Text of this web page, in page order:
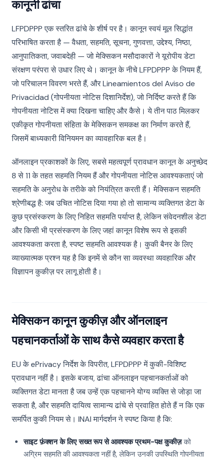
कानूनी ढांचा
LFPDPPP एक स्तरित ढांचे के शीर्ष पर है। कानून स्वयं मूल सिद्धांत
परिभाषित करता है — वैधता, सहमति, सूचना, गुणवत्ता, उद्देश्य, निष्ठा,
आनुपातिकता, जवाबदेही — जो मेक्सिकन मसौदाकारों ने यूरोपीय डेटा
संरक्षण परंपरा से उधार लिए थे। कानून के नीचे LFPDPPP के नियम हैं,
जो परिचालन विवरण भरते हैं, और Lineamientos del Aviso de
Privacidad (गोपनीयता नोटिस दिशानिर्देश), जो निर्दिष्ट करते हैं कि
गोपनीयता नोटिस में क्या दिखना चाहिए और कैसे। ये तीन पाठ मिलकर
एकीकृत गोपनीयता संहिता के मेक्सिकन समकक्ष का निर्माण करते हैं,
जिसमें बाध्यकारी विनियमन का व्यावहारिक बल है।
ऑनलाइन प्रकाशकों के लिए, सबसे महत्वपूर्ण प्रावधान कानून के अनुच्छेद
8 से 11 के तहत सहमति नियम हैं और गोपनीयता नोटिस आवश्यकताएं जो
सहमति के अनुरोध के तरीके को नियंत्रित करती हैं। मेक्सिकन सहमति
श्रेणीबद्ध है: जब उचित नोटिस दिया गया हो तो सामान्य व्यक्तिगत डेटा के
कुछ प्रसंस्करण के लिए निहित सहमति पर्याप्त है, लेकिन संवेदनशील डेटा
और किसी भी प्रसंस्करण के लिए जहां कानून विशेष रूप से इसकी
आवश्यकता करता है, स्पष्ट सहमति आवश्यक है। कुकी बैनर के लिए
व्याख्यात्मक प्रश्न यह है कि इनमें से कौन सा व्यवस्था व्यवहारिक और
विज्ञापन कुकीज़ पर लागू होती है।
मेक्सिकन कानून कुकीज़ और ऑनलाइन
पहचानकर्ताओं के साथ कैसे व्यवहार करता है
EU के ePrivacy निर्देश के विपरीत, LFPDPPP में कुकी-विशिष्ट
प्रावधान नहीं है। इसके बजाय, ढांचा ऑनलाइन पहचानकर्ताओं को
व्यक्तिगत डेटा मानता है जब उन्हें एक पहचानने योग्य व्यक्ति से जोड़ा जा
सकता है, और सहमति दायित्व सामान्य ढांचे से प्रवाहित होते हैं न कि एक
समर्पित कुकी नियम से। INAI मार्गदर्शन ने स्पष्ट किया है कि:
साइट फ़ंक्शन के लिए सख्त रूप से आवश्यक प्रथम-पक्ष कुकीज़को
अग्रिम सहमति की आवश्यकता नहीं है, लेकिन उनकी उपस्थिति गोपनीयता